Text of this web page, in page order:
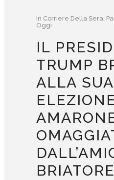
In Corriere Della Sera,
Oggi
IL
TRUMP
ALLA SUA
BRIATORE